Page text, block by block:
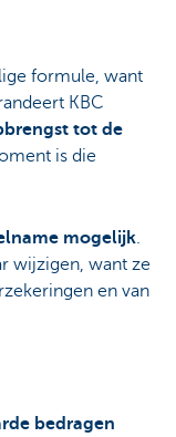
formule, want
KBC
tot de
is die
mogelijk.
wijzigen, want ze
en van
bedragen